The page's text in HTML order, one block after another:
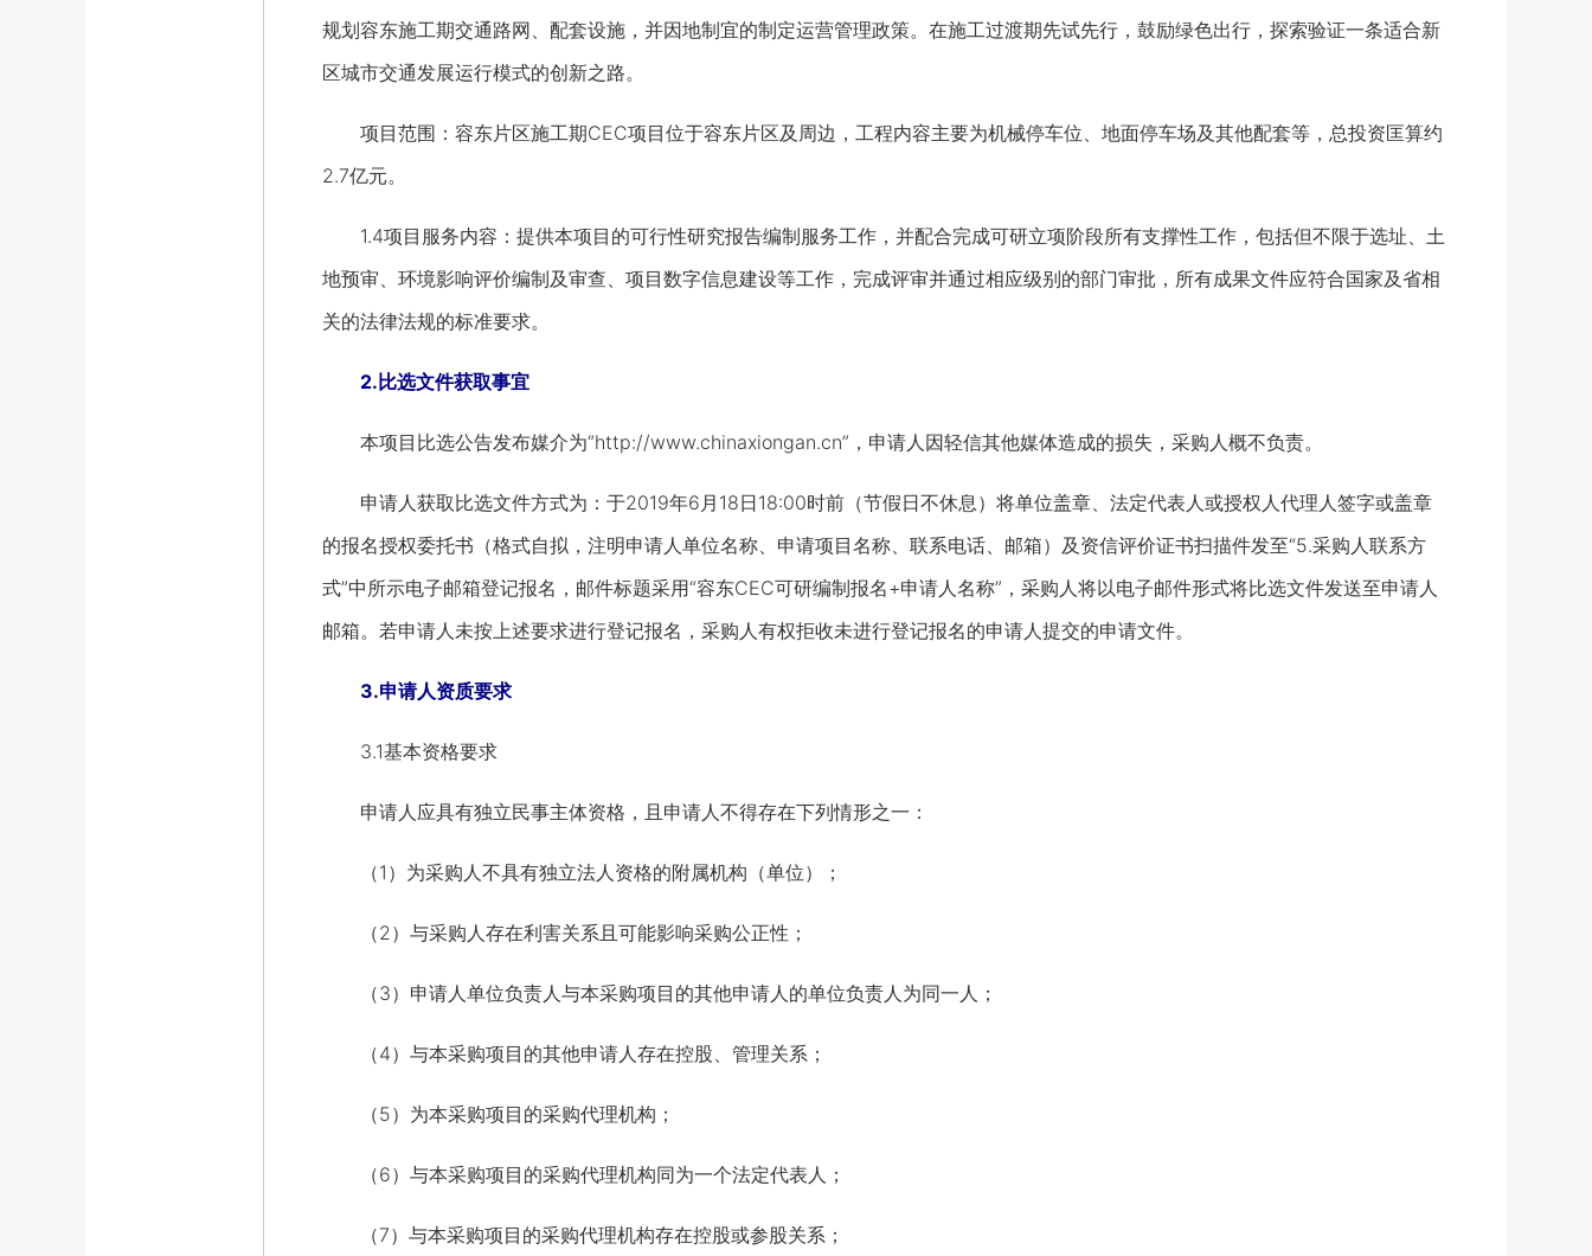
规划容东施工期交通路网、配套设施，并因地制宜的制定运营管理政策。在施工过渡期先试先行，鼓励绿色出行，探索验证一条适合新
区城市交通发展运行模式的创新之路。
项目范围：容东片区施工期CEC项目位于容东片区及周边，工程内容主要为机械停车位、地面停车场及其他配套等，总投资匡算约
2.7亿元。
1.4项目服务内容：提供本项目的可行性研究报告编制服务工作，并配合完成可研立项阶段所有支撑性工作，包括但不限于选址、土
地预审、环境影响评价编制及审查、项目数字信息建设等工作，完成评审并通过相应级别的部门审批，所有成果文件应符合国家及省相
关的法律法规的标准要求。
2.比选文件获取事宜
本项目比选公告发布媒介为“http://www.chinaxiongan.cn”，申请人因轻信其他媒体造成的损失，采购人概不负责。
申请人获取比选文件方式为：于2019年6月18日18:00时前（节假日不休息）将单位盖章、法定代表人或授权人代理人签字或盖章
的报名授权委托书（格式自拟，注明申请人单位名称、申请项目名称、联系电话、邮箱）及资信评价证书扫描件发至“5.采购人联系方
式”中所示电子邮箱登记报名，邮件标题采用“容东CEC可研编制报名+申请人名称”，采购人将以电子邮件形式将比选文件发送至申请人
邮箱。若申请人未按上述要求进行登记报名，采购人有权拒收未进行登记报名的申请人提交的申请文件。
3.申请人资质要求
3.1基本资格要求
申请人应具有独立民事主体资格，且申请人不得存在下列情形之一：
（1）为采购人不具有独立法人资格的附属机构（单位）；
（2）与采购人存在利害关系且可能影响采购公正性；
（3）申请人单位负责人与本采购项目的其他申请人的单位负责人为同一人；
（4）与本采购项目的其他申请人存在控股、管理关系；
（5）为本采购项目的采购代理机构；
（6）与本采购项目的采购代理机构同为一个法定代表人；
（7）与本采购项目的采购代理机构存在控股或参股关系；